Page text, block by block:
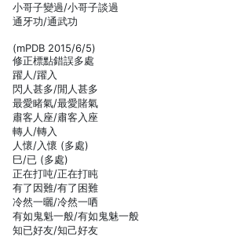
小哥子變過/小哥子談過
通牙功/通武功
(mPDB 2015/6/5)
修正標點錯誤多處
躍人/躍入
閃人甚多/閒人甚多
最愛睹氣/最愛賭氣
肅客人座/肅客入座
轉人/轉入
人懷/入懷 (多處)
巳/已 (多處)
正在打吨/正在打盹
有了因難/有了困難
冷然一曬/冷然一哂
有如鬼魁一般/有如鬼魅一般
知已好友/知己好友